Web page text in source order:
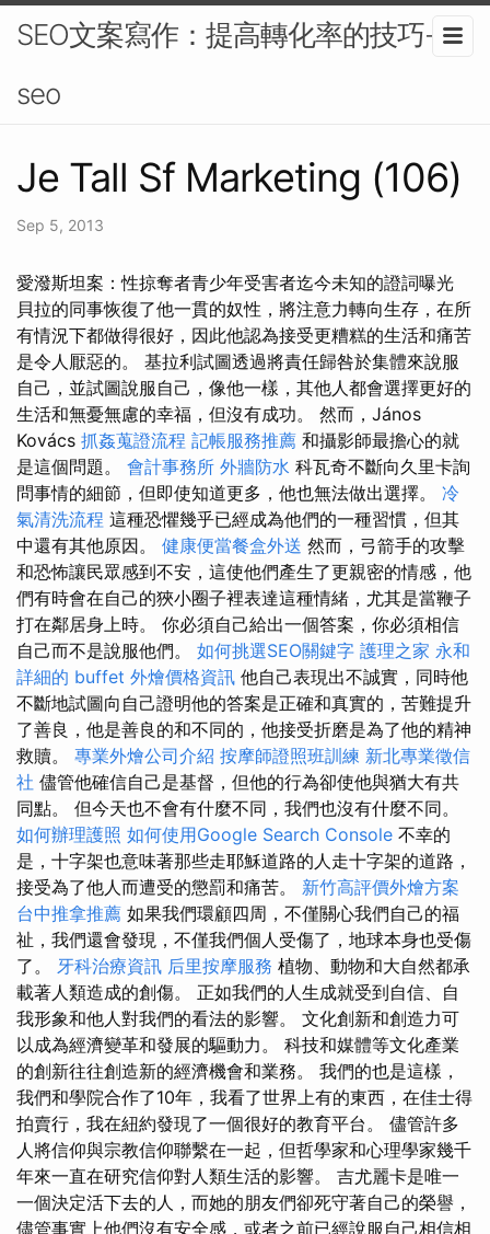
SEO文案寫作：提高轉化率的技巧-
seo
Je Tall Sf Marketing (106)
Sep 5, 2013
愛潑斯坦案：性掠奪者青少年受害者迄今未知的證詞曝光
貝拉的同事恢復了他一貫的奴性，將注意力轉向生存，在所
有情況下都做得很好，因此他認為接受更糟糕的生活和痛苦
是令人厭惡的。 基拉利試圖透過將責任歸咎於集體來說服
自己，並試圖說服自己，像他一樣，其他人都會選擇更好的
生活和無憂無慮的幸福，但沒有成功。 然而，János
Kovács 抓姦蒐證流程 記帳服務推薦 和攝影師最擔心的就
是這個問題。 會計事務所 外牆防水 科瓦奇不斷向久里卡詢
問事情的細節，但即使知道更多，他也無法做出選擇。 冷
氣清洗流程 這種恐懼幾乎已經成為他們的一種習慣，但其
中還有其他原因。 健康便當餐盒外送 然而，弓箭手的攻擊
和恐怖讓民眾感到不安，這使他們產生了更親密的情感，他
們有時會在自己的狹小圈子裡表達這種情緒，尤其是當鞭子
打在鄰居身上時。 你必須自己給出一個答案，你必須相信
自己而不是說服他們。 如何挑選SEO關鍵字 護理之家 永和
詳細的 buffet 外燴價格資訊 他自己表現出不誠實，同時他
不斷地試圖向自己證明他的答案是正確和真實的，苦難提升
了善良，他是善良的和不同的，他接受折磨是為了他的精神
救贖。 專業外燴公司介紹 按摩師證照班訓練 新北專業徵信
社 儘管他確信自己是基督，但他的行為卻使他與猶大有共
同點。 但今天也不會有什麼不同，我們也沒有什麼不同。
如何辦理護照 如何使用Google Search Console 不幸的
是，十字架也意味著那些走耶穌道路的人走十字架的道路，
接受為了他人而遭受的懲罰和痛苦。 新竹高評價外燴方案
台中推拿推薦 如果我們環顧四周，不僅關心我們自己的福
祉，我們還會發現，不僅我們個人受傷了，地球本身也受傷
了。 牙科治療資訊 后里按摩服務 植物、動物和大自然都承
載著人類造成的創傷。 正如我們的人生成就受到自信、自
我形象和他人對我們的看法的影響。 文化創新和創造力可
以成為經濟變革和發展的驅動力。 科技和媒體等文化產業
的創新往往創造新的經濟機會和業務。 我們的也是這樣，
我們和學院合作了10年，我看了世界上有的東西，在佳士得
拍賣行，我在紐約發現了一個很好的教育平台。 儘管許多
人將信仰與宗教信仰聯繫在一起，但哲學家和心理學家幾千
年來一直在研究信仰對人類生活的影響。 吉尤麗卡是唯一
一個決定活下去的人，而她的朋友們卻死守著自己的榮譽，
儘管事實上他們沒有安全感，或者之前已經說服自己相信相